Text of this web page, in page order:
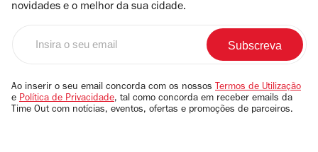
novidades e o melhor da sua cidade.
email
Ao inserir o seu email concorda com os nossos Termos de Utilização
e Política de Privacidade, tal como concorda em receber emails da
Time Out com notícias, eventos, ofertas e promoções de parceiros.